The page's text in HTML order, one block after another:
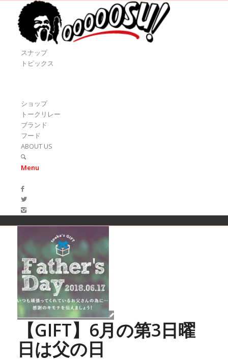
スナップ
トピックス
ショップ
トークリレー
ブランド
フード
ABOUT US
Menu
【GIFT】6月の第3日曜
日は父の日